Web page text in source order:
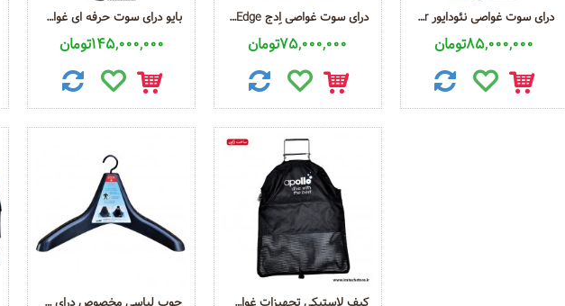
بایو درای سوت حرفه ای غواصی Bio Pro Diver
145,000,000تومان
درای سوت غواصی اِدج Diving Dry Suit Edge
75,000,000تومان
درای سوت غواصی نئودایور Diving Dry Suit Neodiver
85,000,000تومان